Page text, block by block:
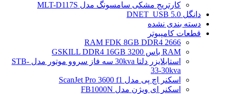
کارتریج مشکی سامسونگ مدل MLT-D117S
دانگل DNET_USB 5.0
دسته بندی نشده
قطعات کامپیوتر
RAM FDK 8GB DDR4 2666
RAM باس 3200 GSKILL DDR4 16GB
استابلایزر دلتا 30kva سه فاز سروو موتور مدل STB-
33-30kva
اسکنر اچ پی مدل ScanJet Pro 3600 f1
اسکنر ای ویژن مدل FB1000N